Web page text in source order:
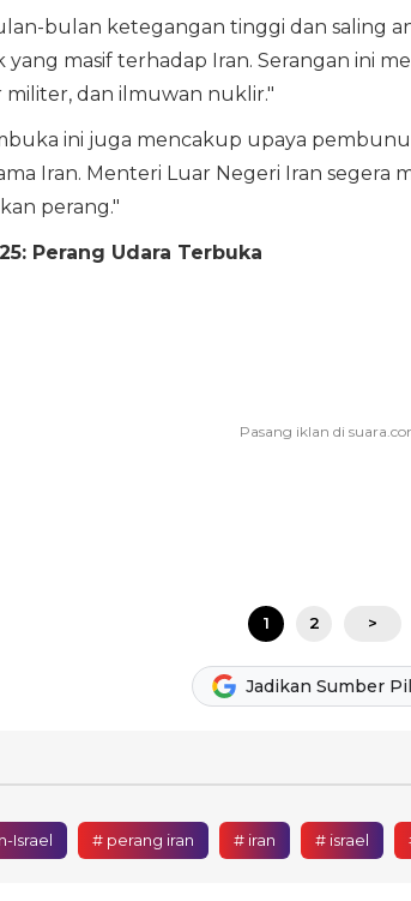
bulan ketegangan tinggi dan saling
yang masif terhadap Iran. Serangan ini
militer, dan ilmuwan nuklir."
ini juga mencakup upaya
Iran. Menteri Luar Negeri Iran segera
perang."
Perang Udara Terbuka
1 2 >
Jadikan Sumber
Israel # perang iran # iran # israel